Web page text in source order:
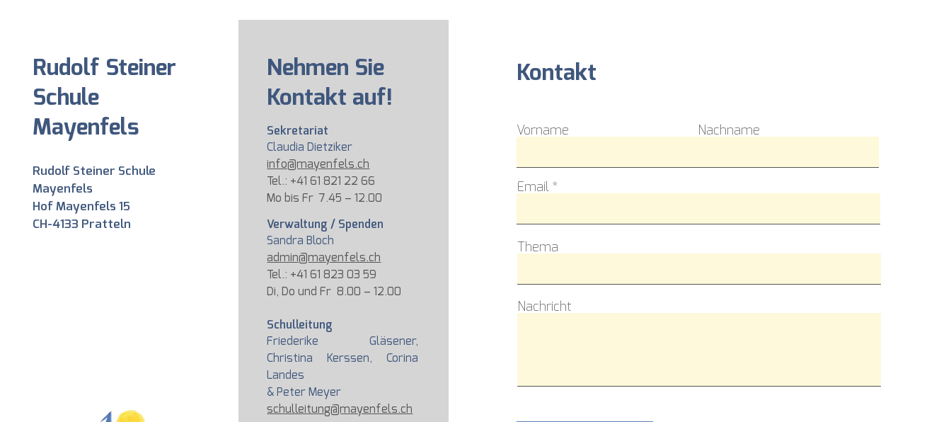
Rudolf Steiner
Schule
Mayenfels
Rudolf Steiner Schule
Mayenfels
Hof Mayenfels 15
CH-4133 Pratteln
Nehmen Sie
Kontakt auf!
Sekretariat
Claudia Dietziker
info@mayenfels.ch
Tel.: +41 61 821 22 66
Mo bis Fr 7.45 – 12.00
Verwaltung / Spenden
Sandra Bloch
admin@mayenfels.ch
Tel.: +41 61 823 03 59
Di, Do und Fr 8.00 – 12.00
Schulleitung
Friederike Gläsener,
Christina Kerssen, Corina
Landes
& Peter Meyer
schulleitung@mayenfels.ch
Kontakt
Vorname Nachname
Email
Thema
Nachricht